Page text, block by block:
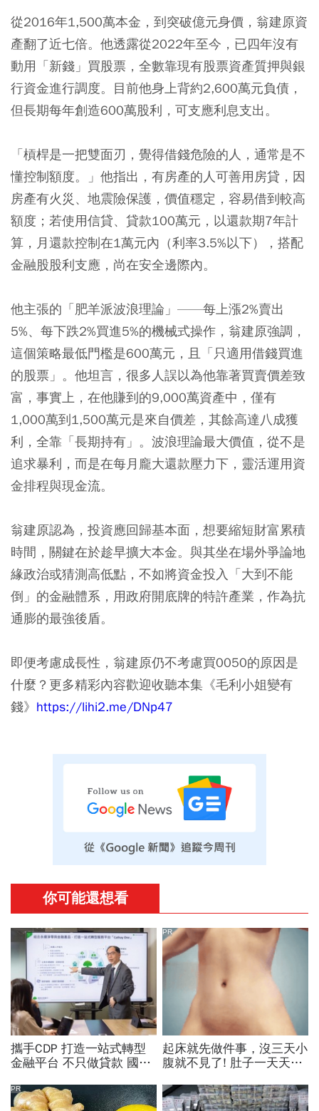
從2016年1,500萬本金，到突破億元身價，翁建原資
產翻了近七倍。他透露從2022年至今，已四年沒有
動用「新錢」買股票，全數靠現有股票資產質押與銀
行資金進行調度。目前他身上背約2,600萬元負債，
但長期每年創造600萬股利，可支應利息支出。
「槓桿是一把雙面刃，覺得借錢危險的人，通常是不
懂控制額度。」他指出，有房產的人可善用房貸，因
房產有火災、地震險保護，價值穩定，容易借到較高
額度；若使用信貸、貸款100萬元，以還款期7年計
算，月還款控制在1萬元內（利率3.5%以下），搭配
金融股股利支應，尚在安全邊際內。
他主張的「肥羊派波浪理論」——每上漲2%賣出
5%、每下跌2%買進5%的機械式操作，翁建原強調，
這個策略最低門檻是600萬元，且「只適用借錢買進
的股票」。他坦言，很多人誤以為他靠著買賣價差致
富，事實上，在他賺到的9,000萬資產中，僅有
1,000萬到1,500萬元是來自價差，其餘高達八成獲
利，全靠「長期持有」。波浪理論最大價值，從不是
追求暴利，而是在每月龐大還款壓力下，靈活運用資
金排程與現金流。
翁建原認為，投資應回歸基本面，想要縮短財富累積
時間，關鍵在於趁早擴大本金。與其坐在場外爭論地
緣政治或猜測高低點，不如將資金投入「大到不能
倒」的金融體系，用政府開底牌的特許產業，作為抗
通膨的最強後盾。
即便考慮成長性，翁建原仍不考慮買0050的原因是
什麼？更多精彩內容歡迎收聽本集《毛利小姐變有
錢》 https://lihi2.me/DNp47